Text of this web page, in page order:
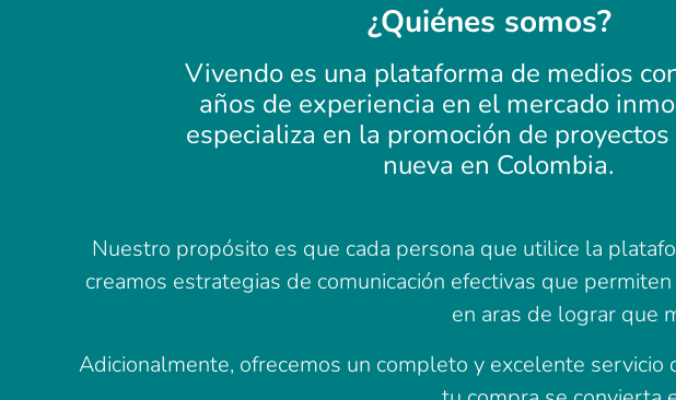
¿Quiénes somos?
Vivendo es una plataforma de medios
años de experiencia en el mercado
especializa en la promoción de
nueva en Colombia.
Nuestro propósito es que cada persona que utilice la
creamos estrategias de comunicación efectivas que
en aras de lograr que
Adicionalmente, ofrecemos un completo y excelente